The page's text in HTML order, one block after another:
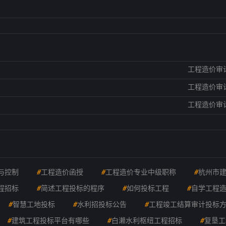
工程造价审
工程造价审
工程造价审
控制 #工程造价函授 #工程造价专业中级职称 #杭州市
招标
#简述工程投标的程序 #如何投标工程 #自学工程
#智慧工地投标 #水利招投标公告 #工程竣工结算审计投标
#建筑工程投标平台有哪些 #白濑水利枢纽工程招标 #复垦